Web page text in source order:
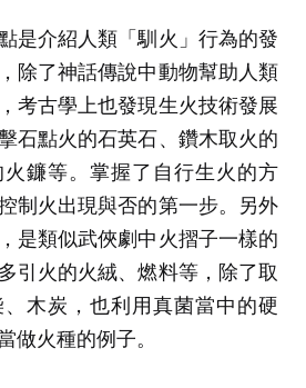
是介紹人類「馴火」行為的發
除了神話傳說中動物幫助人類
考古學上也發現生火技術發展
石點火的石英石、鑽木取火的
鐮等。掌握了自行生火的方
制火出現與否的第一步。另外
是類似武俠劇中火摺子一樣的
引火的火絨、燃料等，除了取
木炭，也利用真菌當中的硬
做火種的例子。